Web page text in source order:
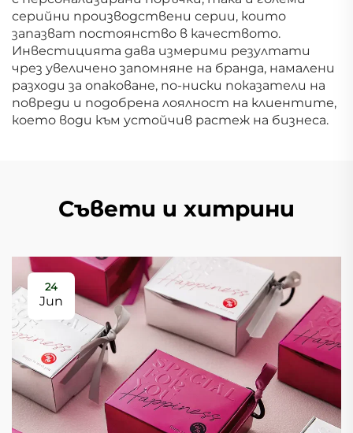
серийни производствени серии, които
запазват постоянство в качеството.
Инвестицията дава измерими резултати
чрез увеличено запомняне на бранда, намалени
разходи за опаковане, по-ниски показатели на
повреди и подобрена лоялност на клиентите,
което води към устойчив растеж на бизнеса.
Съвети и хитрини
24
Jun